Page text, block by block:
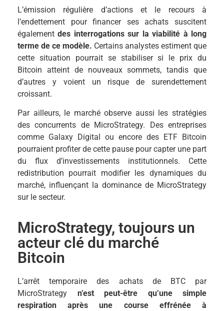
L’émission régulière d’actions et le recours à
l’endettement pour financer ses achats suscitent
égalementdes interrogations sur la viabilité à long
terme de ce modèle. Certains analystes estiment que
cette situation pourrait se stabiliser si le prix du
Bitcoin atteint de nouveaux sommets, tandis que
d’autres y voient un risque de surendettement
croissant.
Par ailleurs, le marché observe aussi les stratégies
des concurrents de MicroStrategy. Des entreprises
comme Galaxy Digital ou encore des ETF Bitcoin
pourraient profiter de cette pause pour capter une part
du flux d’investissements institutionnels. Cette
redistribution pourrait modifier les dynamiques du
marché, influençant la dominance de MicroStrategy
sur le secteur.
MicroStrategy, toujours un
acteur clé du marché
Bitcoin
L’arrêt temporaire des achats de BTC par
MicroStrategy n’est peut-être qu’une simple
respiration après une course effrénée à